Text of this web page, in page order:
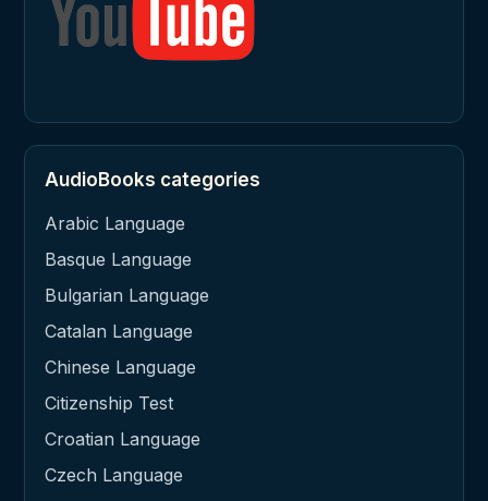
AudioBooks categories
Arabic Language
Basque Language
Bulgarian Language
Catalan Language
Chinese Language
Citizenship Test
Croatian Language
Czech Language